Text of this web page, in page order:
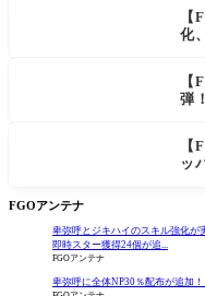
化
弾
ッ
FGOアンテナ
卑弥呼とジキハイのスキル強化が
即時スター獲得24個が追...
FGOアンテナ
卑弥呼に全体NP30％配布が追加